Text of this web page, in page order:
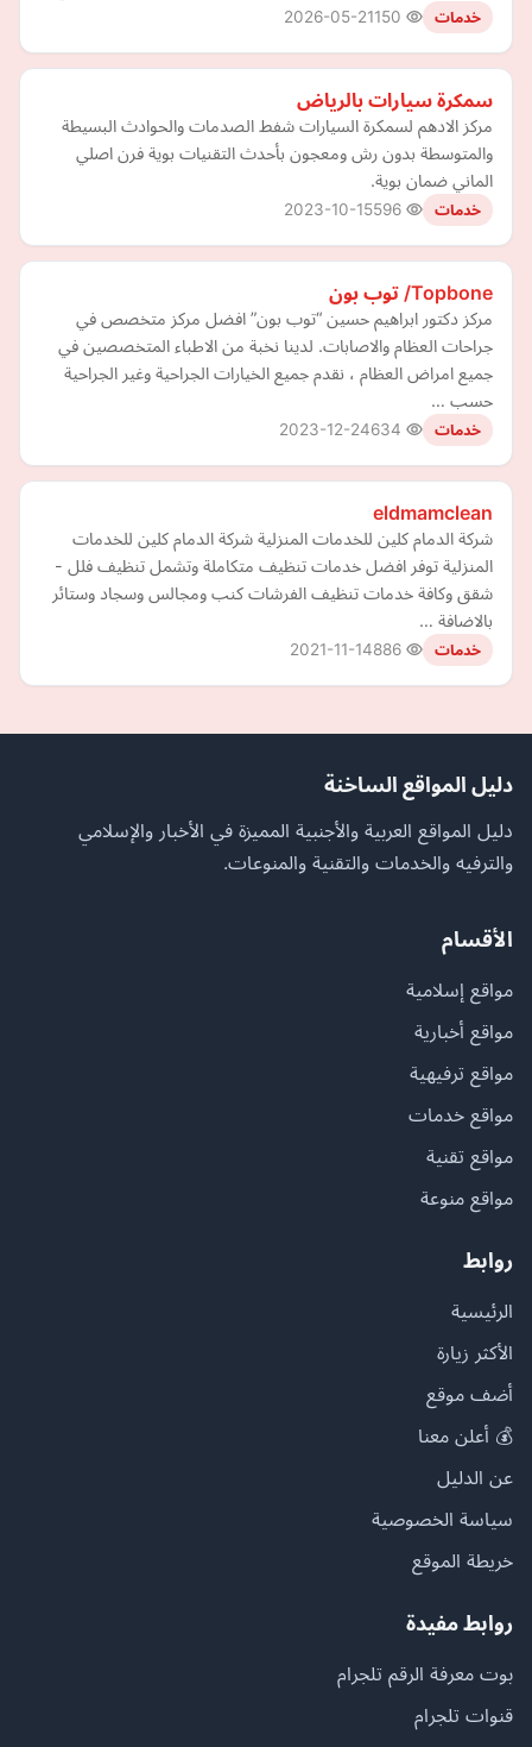
خدمات 2026-05-21
سمكرة سيارات بالرياض
مركز الادهم لسمكرة السيارات شفط الصدمات والحوادث البسيطة
والمتوسطة بدون رش ومعجون بأحدث التقنيات بوية فرن اصلي
الماني ضمان بوية.
خدمات 2023-10-15
Topbone/ توب بون
مركز دكتور ابراهيم حسين “توب بون” افضل مركز متخصص في
جراحات العظام والاصابات. لدينا نخبة من الاطباء المتخصصين في
جميع امراض العظام ، نقدم جميع الخيارات الجراحية وغير الجراحية
حسب …
خدمات 2023-12-24
eldmamclean
شركة الدمام كلين للخدمات المنزلية شركة الدمام كلين للخدمات
المنزلية توفر افضل خدمات تنظيف متكاملة وتشمل تنظيف فلل -
شقق وكافة خدمات تنظيف الفرشات كنب ومجالس وسجاد وستائر
بالاضافة …
خدمات 2021-11-14
دليل المواقع الساخنة
دليل المواقع العربية والأجنبية المميزة في الأخبار والإسلامي
والترفيه والخدمات والتقنية والمنوعات.
الأقسام
مواقع إسلامية
مواقع أخبارية
مواقع ترفيهية
مواقع خدمات
مواقع تقنية
مواقع منوعة
روابط
الرئيسية
الأكثر زيارة
أضف موقع
💰 أعلن معنا
عن الدليل
سياسة الخصوصية
خريطة الموقع
روابط مفيدة
بوت معرفة الرقم تلجرام
قنوات تلجرام